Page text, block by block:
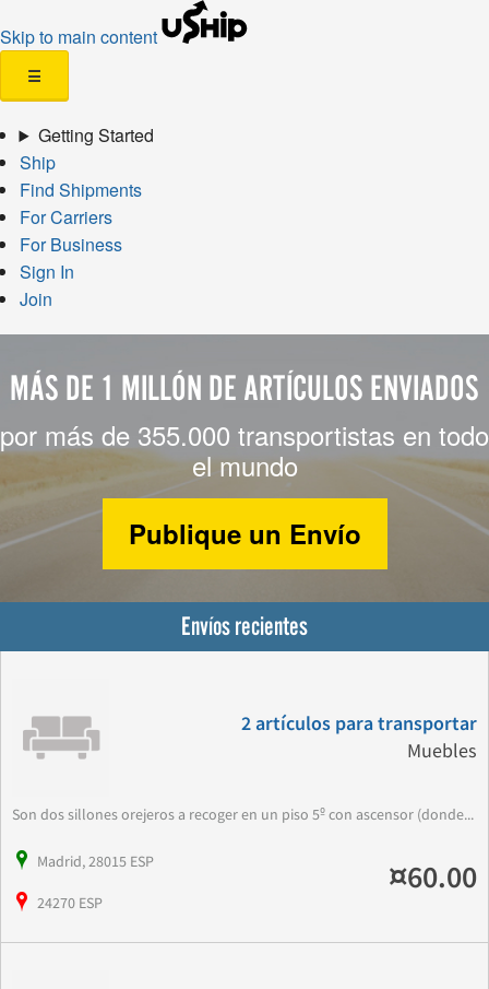
Skip to main content
☰
Getting Started
Ship
Find Shipments
For Carriers
For Business
Sign In
Join
MÁS DE 1 MILLÓN DE ARTÍCULOS ENVIADOS
por más de 355.000 transportistas en todo
el mundo
Publique un Envío
Envíos recientes
2 artículos para transportar
Muebles
Son dos sillones orejeros a recoger en un piso 5º con ascensor (donde...
Madrid, 28015 ESP
24270 ESP
¤60.00